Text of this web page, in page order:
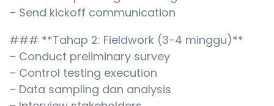
– Send kickoff communication
### **Tahap 2: Fieldwork (3-4 minggu)**
– Conduct preliminary survey
– Control testing execution
– Data sampling dan analysis